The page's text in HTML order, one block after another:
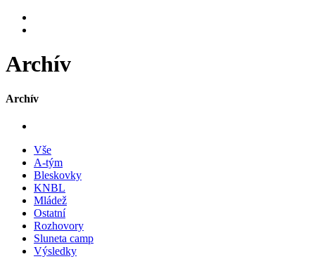
Archív
Archív
Vše
A-tým
Bleskovky
KNBL
Mládež
Ostatní
Rozhovory
Sluneta camp
Výsledky